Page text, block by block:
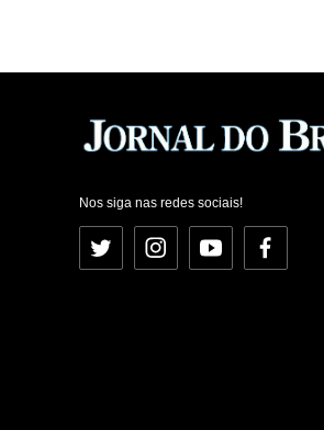
Nos siga nas redes sociais!
Twitter InstagramYouTubeFacebook